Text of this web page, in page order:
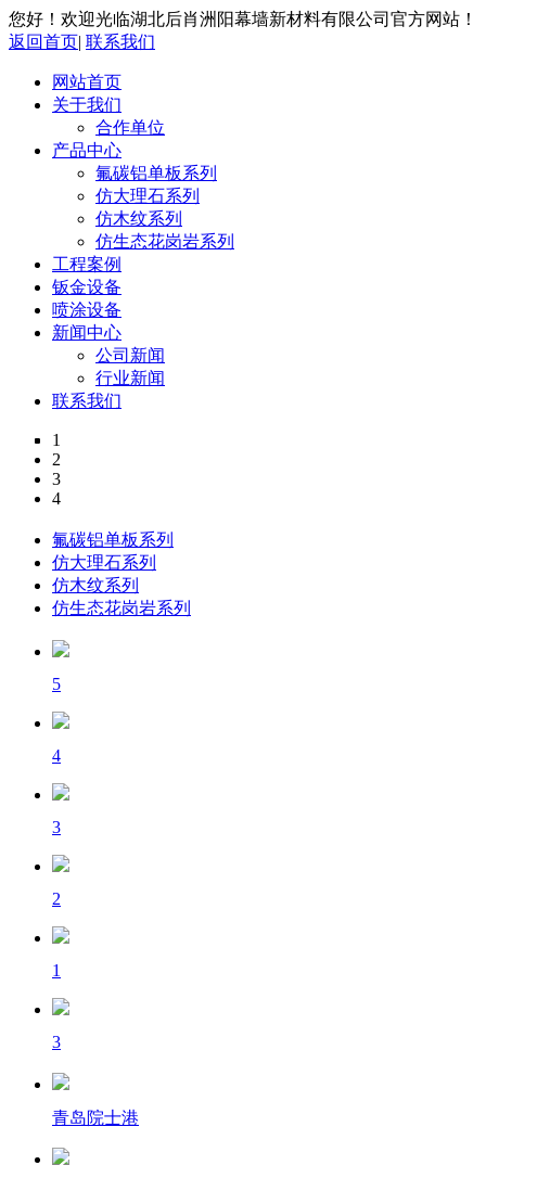
您好！欢迎光临湖北后肖洲阳幕墙新材料有限公司官方网站！
返回首页| 联系我们
网站首页
关于我们
合作单位
产品中心
氟碳铝单板系列
仿大理石系列
仿木纹系列
仿生态花岗岩系列
工程案例
钣金设备
喷涂设备
新闻中心
公司新闻
行业新闻
联系我们
1
2
3
4
氟碳铝单板系列
仿大理石系列
仿木纹系列
仿生态花岗岩系列
5
4
3
2
1
3
青岛院士港